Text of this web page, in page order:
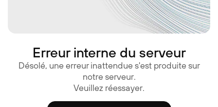
Erreur interne du serveur
Désolé, une erreur inattendue s'est produite sur
notre serveur.
Veuillez réessayer.